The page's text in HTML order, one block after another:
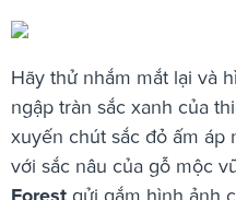
Hãy thử nhắm mắt lại và
ngập tràn sắc xanh của
xuyến chút sắc đỏ ấm áp
với sắc nâu của gỗ mộc
Forest gửi gắm hình ảnh